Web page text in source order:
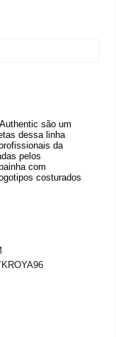
são um
dessa linha
da
pelos
com
costurados